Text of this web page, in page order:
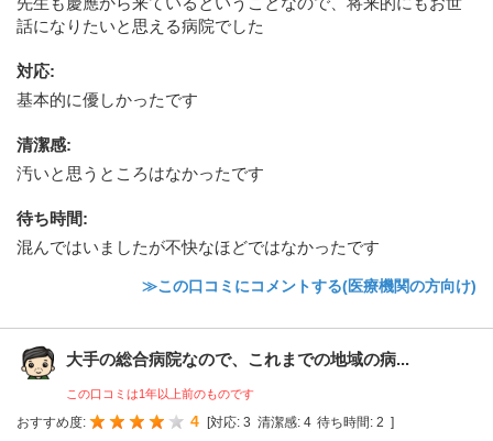
話になりたいと思える病院でした
対応:
基本的に優しかったです
清潔感:
汚いと思うところはなかったです
待ち時間:
混んではいましたが不快なほどではなかったです
≫この口コミにコメントする(医療機関の方向け)
大手の総合病院なので、これまでの地域の病...
この口コミは1年以上前のものです
おすすめ度: 4 対応: 3 清潔感: 4 待ち時間: 2